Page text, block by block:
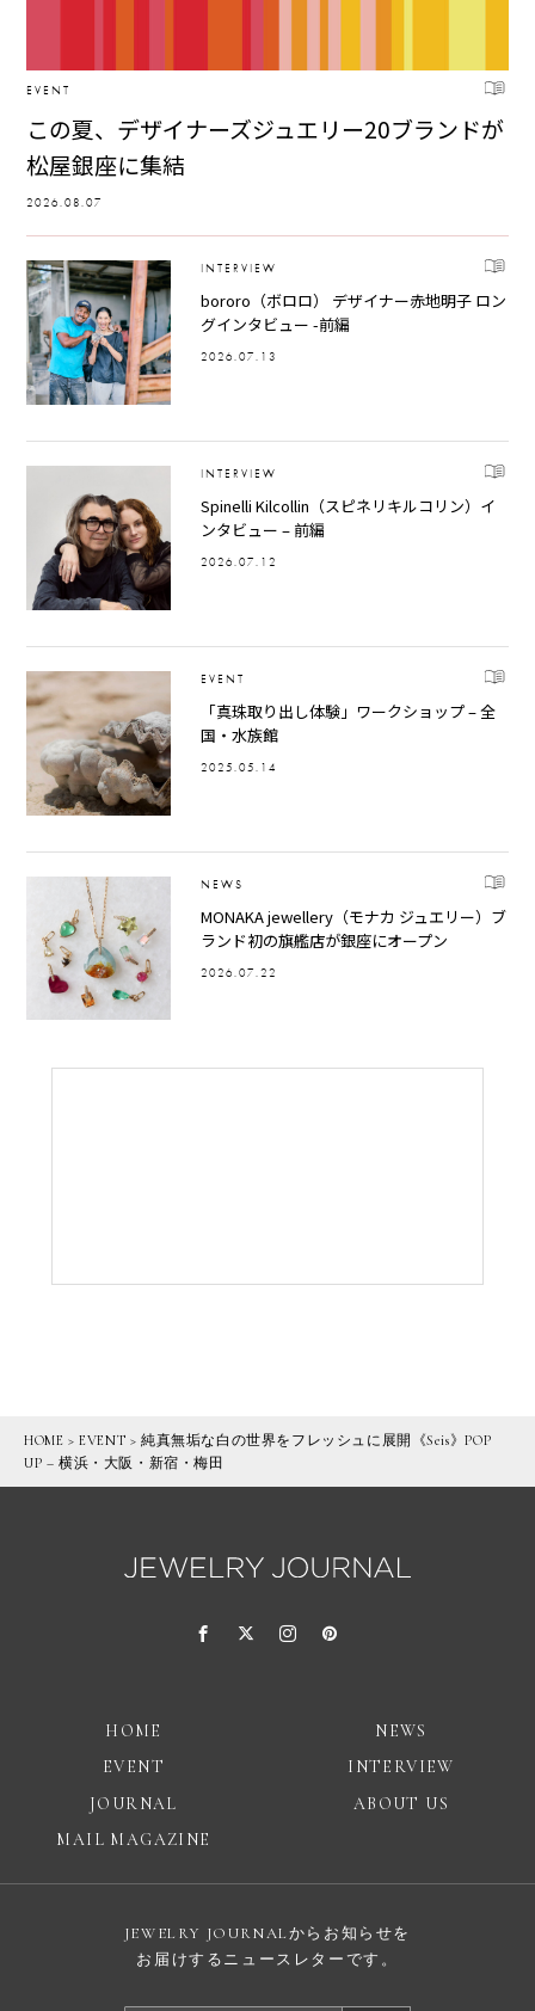
EVENT
この夏、デザイナーズジュエリー20ブランドが
松屋銀座に集結
2026.08.07
INTERVIEW
bororo（ボロロ） デザイナー赤地明子 ロン
グインタビュー -前編
2026.07.13
INTERVIEW
Spinelli Kilcollin（スピネリキルコリン）イ
ンタビュー – 前編
2026.07.12
EVENT
「真珠取り出し体験」ワークショップ – 全
国・水族館
2025.05.14
NEWS
MONAKA jewellery（モナカ ジュエリー）ブ
ランド初の旗艦店が銀座にオープン
2026.07.22
HOME >EVENT >純真無垢な白の世界をフレッシュに展開《Seis》POP
UP – 横浜・大阪・新宿・梅田
HOME
NEWS
EVENT
INTERVIEW
JOURNAL
ABOUT US
MAIL MAGAZINE
JEWELRY JOURNALからお知らせを
お届けするニュースレターです。